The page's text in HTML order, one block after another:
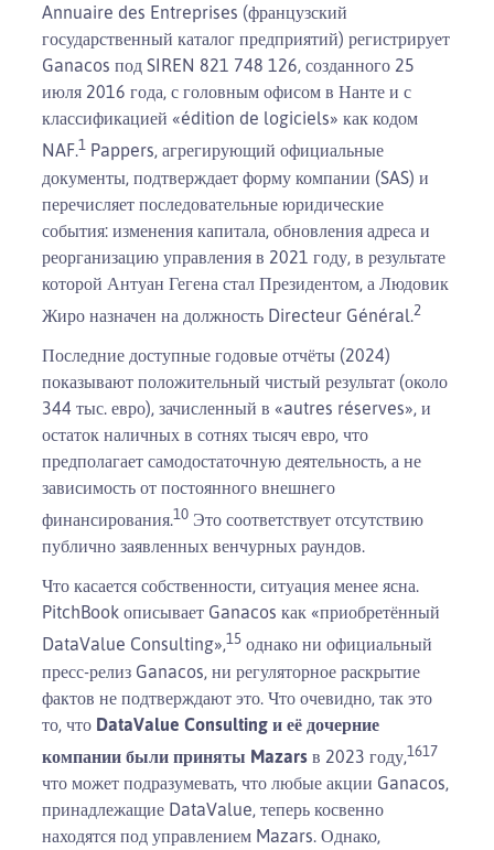
Annuaire des Entreprises (французский
государственный каталог предприятий) регистрирует
Ganacos под SIREN 821 748 126, созданного 25
июля 2016 года, с головным офисом в Нанте и с
классификацией «édition de logiciels» как кодом
NAF.1 Pappers, агрегирующий официальные
документы, подтверждает форму компании (SAS) и
перечисляет последовательные юридические
события: изменения капитала, обновления адреса и
реорганизацию управления в 2021 году, в результате
которой Антуан Гегена стал Президентом, а Людовик
Жиро назначен на должность Directeur Général.2
Последние доступные годовые отчёты (2024)
показывают положительный чистый результат (около
344 тыс. евро), зачисленный в «autres réserves», и
остаток наличных в сотнях тысяч евро, что
предполагает самодостаточную деятельность, а не
зависимость от постоянного внешнего
финансирования.10 Это соответствует отсутствию
публично заявленных венчурных раундов.
Что касается собственности, ситуация менее ясна.
PitchBook описывает Ganacos как «приобретённый
DataValue Consulting»,15 однако ни официальный
пресс-релиз Ganacos, ни регуляторное раскрытие
фактов не подтверждают это. Что очевидно, так это
то, что DataValue Consulting и её дочерние
компании были приняты Mazars в 2023 году,1617
что может подразумевать, что любые акции Ganacos,
принадлежащие DataValue, теперь косвенно
находятся под управлением Mazars. Однако,